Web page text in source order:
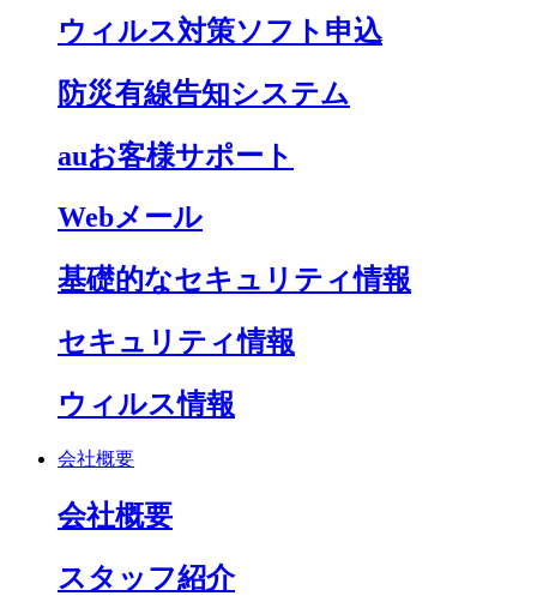
ウィルス対策ソフト申込
防災有線告知システム
auお客様サポート
Webメール
基礎的なセキュリティ情報
セキュリティ情報
ウィルス情報
会社概要
会社概要
スタッフ紹介